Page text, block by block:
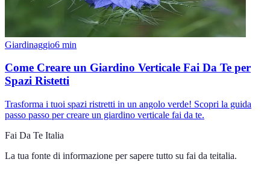
Giardinaggio6 min
Come Creare un Giardino Verticale Fai Da Te per
Spazi Ristetti
Trasforma i tuoi spazi ristretti in un angolo verde! Scopri la guida
passo passo per creare un giardino verticale fai da te.
Fai Da Te Italia
La tua fonte di informazione per sapere tutto su fai da teitalia.